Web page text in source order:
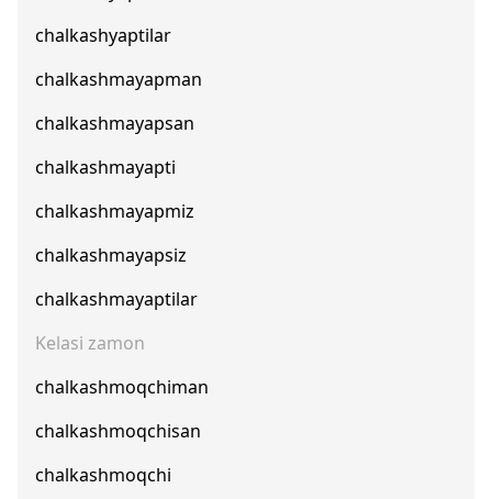
chalkashyaptilar
chalkashmayapman
chalkashmayapsan
chalkashmayapti
chalkashmayapmiz
chalkashmayapsiz
chalkashmayaptilar
Kelasi zamon
chalkashmoqchiman
chalkashmoqchisan
chalkashmoqchi